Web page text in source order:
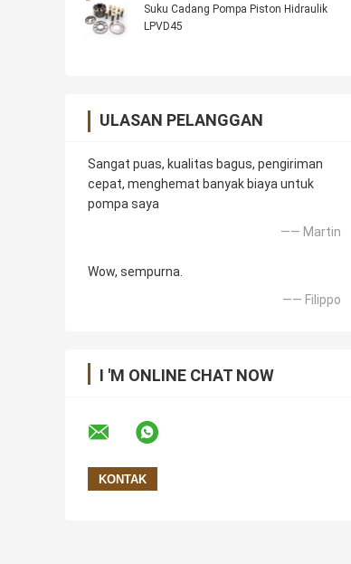
Suku Cadang Pompa Piston Hidraulik
LPVD45
ULASAN PELANGGAN
Sangat puas, kualitas bagus, pengiriman
cepat, menghemat banyak biaya untuk
pompa saya
—— Martin
Wow, sempurna.
—— Filippo
I 'M ONLINE CHAT NOW